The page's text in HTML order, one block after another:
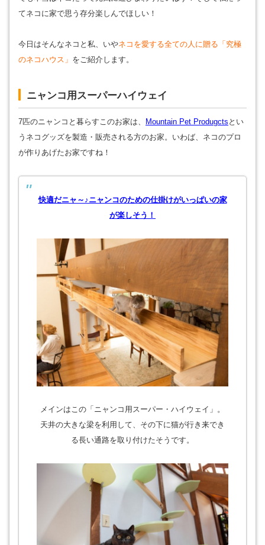
てネコに家で思う存分楽しんでほしい！
今日はそんなネコと私、いやネコを愛する全ての人に贈る「究極
のネコハウス」 をご紹介します。
ニャンコ用スーパーハイウェイ
7匹のニャンコと暮らすこのお家は、 Mountain Pet Produgcts とい
うネコグッズを製造・販売される方のお家。いわば、ネコのプロ
が作りあげたお家ですね！
快適だニャ～♪ニャンコのための仕掛けがいっぱいの家
が楽しそう！
メインはこの「ニャンコ用スーパー・ハイウェイ」。
天井の大きな梁を利用して、その下に猫が行き来でき
る長い通路を取り付けたそうです。